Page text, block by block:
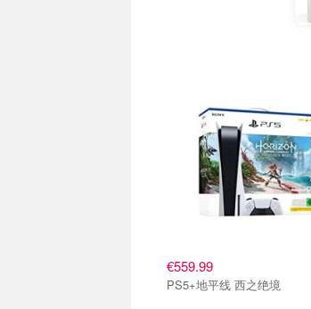
€559.99
PS5+地平线 西之绝境